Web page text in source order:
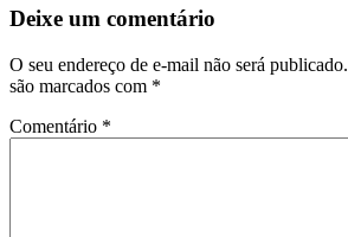
Deixe um comentário
O seu endereço de e-mail não será publicado.
são marcados com *
Comentário *